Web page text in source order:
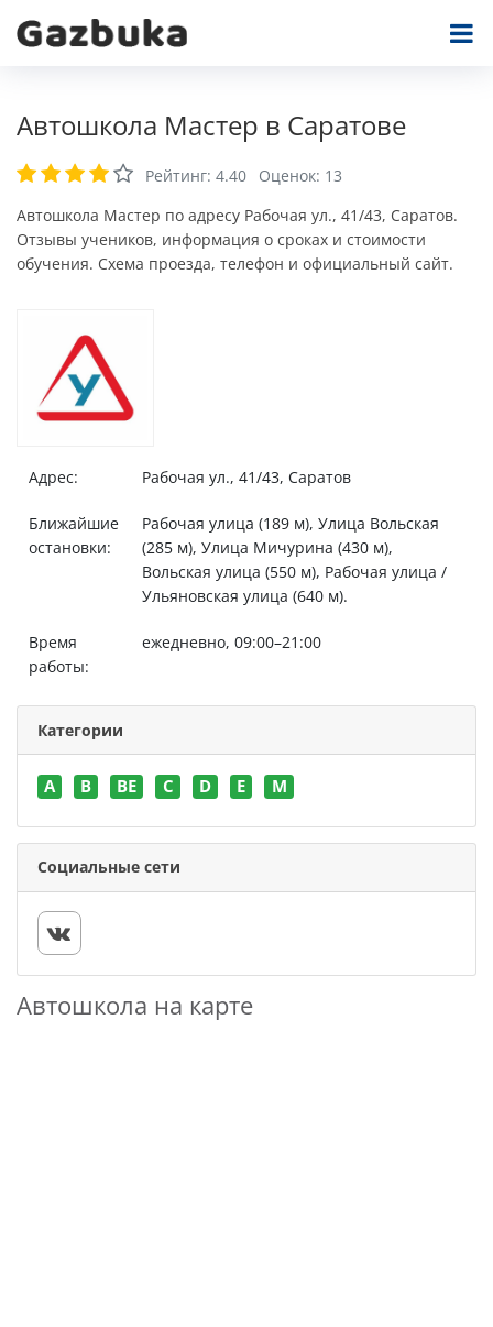
Автошкола Мастер в Саратове
Рейтинг: 4.40 Оценок: 13
Автошкола Мастер по адресу Рабочая ул., 41/43, Саратов.
Отзывы учеников, информация о сроках и стоимости
обучения. Схема проезда, телефон и официальный сайт.
Адрес: Рабочая ул., 41/43, Саратов
Ближайшие
остановки:
Рабочая улица (189 м), Улица Вольская
(285 м), Улица Мичурина (430 м),
Вольская улица (550 м), Рабочая улица /
Ульяновская улица (640 м).
Время
работы:
ежедневно, 09:00–21:00
Категории
A B BE C D E M
Социальные сети
Автошкола на карте